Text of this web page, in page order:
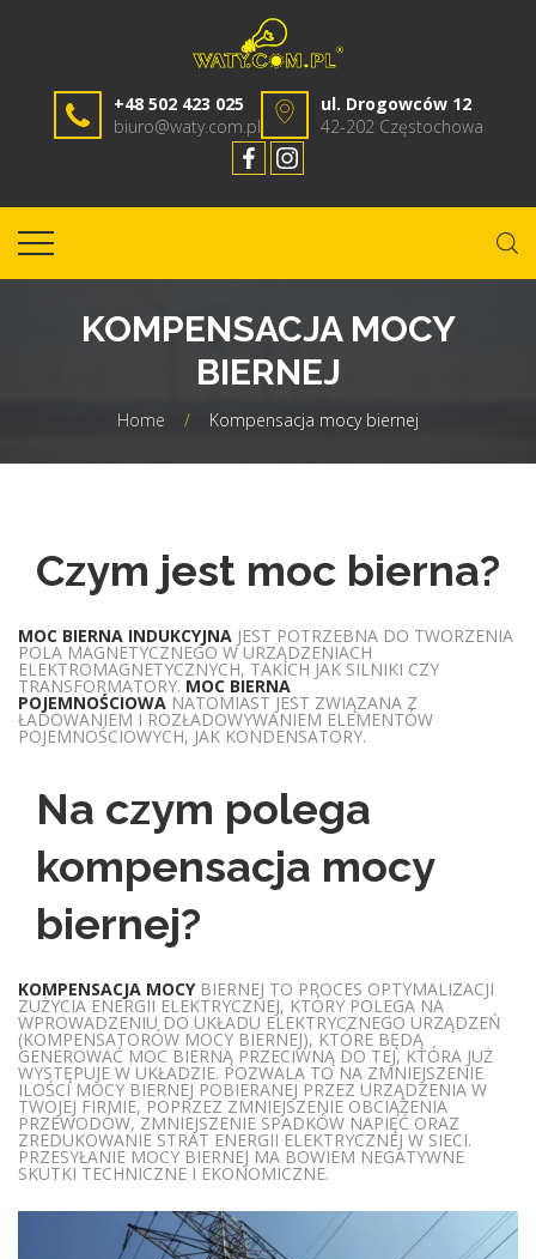
+48 502 423 025
biuro@waty.com.pl
ul. Drogowców 12
42-202 Częstochowa
KOMPENSACJA MOCY
BIERNEJ
Home / Kompensacja mocy biernej
Czym jest moc bierna?
MOC BIERNA INDUKCYJNA JEST POTRZEBNA DO TWORZENIA
POLA MAGNETYCZNEGO W URZĄDZENIACH
ELEKTROMAGNETYCZNYCH, TAKICH JAK SILNIKI CZY
TRANSFORMATORY. MOC BIERNA
POJEMNOŚCIOWA NATOMIAST JEST ZWIĄZANA Z
ŁADOWANIEM I ROZŁADOWYWANIEM ELEMENTÓW
POJEMNOŚCIOWYCH, JAK KONDENSATORY.
Na czym polega
kompensacja mocy
biernej?
KOMPENSACJA MOCYBIERNEJ TO PROCES OPTYMALIZACJI
ZUŻYCIA ENERGII ELEKTRYCZNEJ, KTÓRY POLEGA NA
WPROWADZENIU DO UKŁADU ELEKTRYCZNEGO URZĄDZEŃ
(KOMPENSATORÓW MOCY BIERNEJ), KTÓRE BĘDĄ
GENEROWAĆ MOC BIERNĄ PRZECIWNĄ DO TEJ, KTÓRA JUŻ
WYSTĘPUJE W UKŁADZIE. POZWALA TO NA ZMNIEJSZENIE
ILOŚCI MOCY BIERNEJ POBIERANEJ PRZEZ URZĄDZENIA W
TWOJEJ FIRMIE, POPRZEZ ZMNIEJSZENIE OBCIĄŻENIA
PRZEWODÓW, ZMNIEJSZENIE SPADKÓW NAPIĘĆ ORAZ
ZREDUKOWANIE STRAT ENERGII ELEKTRYCZNEJ W SIECI.
PRZESYŁANIE MOCY BIERNEJ MA BOWIEM NEGATYWNE
SKUTKI TECHNICZNE I EKONOMICZNE.